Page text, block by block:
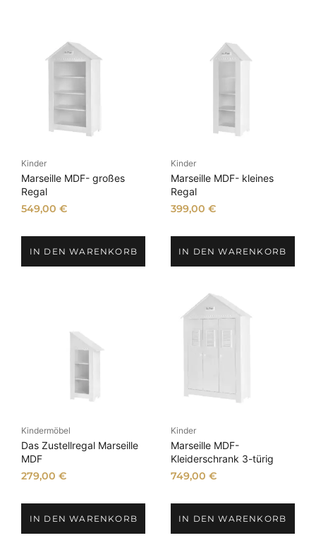
Kinder
Marseille MDF- großes
Regal
549,00€
IN DEN WARENKORB
Kinder
Marseille MDF- kleines
Regal
399,00 €
IN DEN WARENKORB
Kindermöbel
Das Zustellregal Marseille
MDF
279,00€
IN DEN WARENKORB
Kinder
Marseille MDF-
Kleiderschrank 3-türig
749,00 €
IN DEN WARENKORB